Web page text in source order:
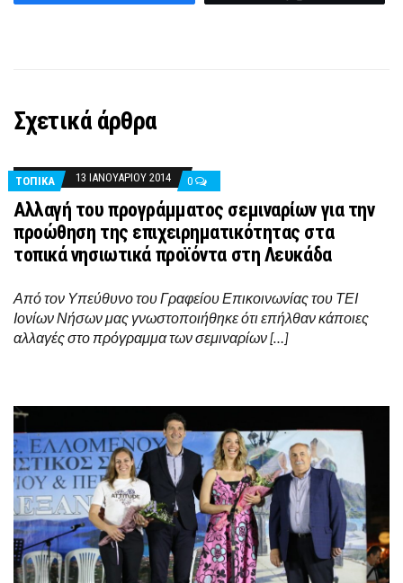
Σχετικά άρθρα
ΤΟΠΙΚΑ 13 ΙΑΝΟΥΑΡΊΟΥ 2014 0
Αλλαγή του προγράμματος σεμιναρίων για την
προώθηση της επιχειρηματικότητας στα
τοπικά νησιωτικά προϊόντα στη Λευκάδα
Από τον Υπεύθυνο του Γραφείου Επικοινωνίας του ΤΕΙ
Ιονίων Νήσων μας γνωστοποιήθηκε ότι επήλθαν κάποιες
αλλαγές στο πρόγραμμα των σεμιναρίων […]